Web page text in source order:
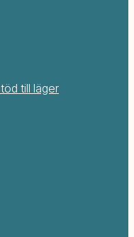
till läger